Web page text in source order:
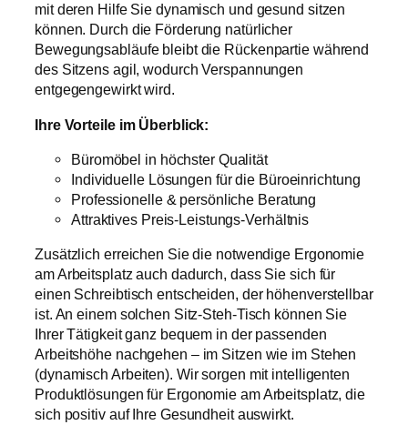
mit deren Hilfe Sie dynamisch und gesund sitzen
können. Durch die Förderung natürlicher
Bewegungsabläufe bleibt die Rückenpartie während
des Sitzens agil, wodurch Verspannungen
entgegengewirkt wird.
Ihre Vorteile im Überblick:
Büromöbel in höchster Qualität
Individuelle Lösungen für die Büroeinrichtung
Professionelle & persönliche Beratung
Attraktives Preis-Leistungs-Verhältnis
Zusätzlich erreichen Sie die notwendige Ergonomie
am Arbeitsplatz auch dadurch, dass Sie sich für
einen Schreibtisch entscheiden, der höhenverstellbar
ist. An einem solchen Sitz-Steh-Tisch können Sie
Ihrer Tätigkeit ganz bequem in der passenden
Arbeitshöhe nachgehen – im Sitzen wie im Stehen
(dynamisch Arbeiten). Wir sorgen mit intelligenten
Produktlösungen für Ergonomie am Arbeitsplatz, die
sich positiv auf Ihre Gesundheit auswirkt.